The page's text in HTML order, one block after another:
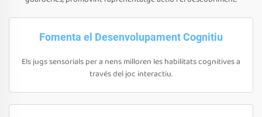
Fomenta el Desenvolupament Cognitiu
Els jugs sensorials per a nens milloren les habilitats cognitives a
través del joc interactiu.